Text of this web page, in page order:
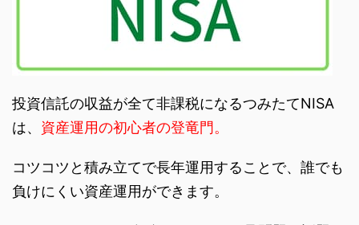
投資信託の収益が全て非課税になるつみたてNISA
は、 資産運用の初心者の登竜門。
コツコツと積み立てで長年運用することで、誰でも
負けにくい資産運用ができます。